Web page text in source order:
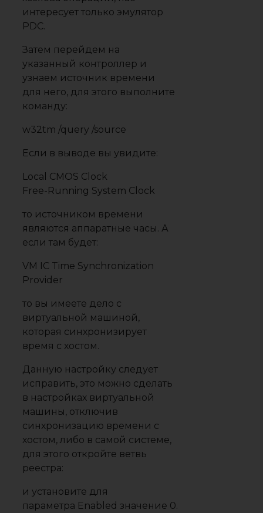
интересует только эмулятор
PDC.
Затем перейдем на
указанный контроллер и
узнаем источник времени
для него, для этого выполните
команду:
w32tm /query /source
Если в выводе вы увидите:
Local CMOS Clock
Free-Running System Clock
то источником времени
являются аппаратные часы. А
если там будет:
VM IC Time Synchronization
Provider
то вы имеете дело с
виртуальной машиной,
которая синхронизирует
время с хостом.
Данную настройку следует
исправить, это можно сделать
в настройках виртуальной
машины, отключив
синхронизацию времени с
хостом, либо в самой системе,
для этого откройте ветвь
реестра:
и установите для
параметра Enabled значение 0.